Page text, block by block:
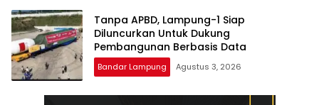
Tanpa APBD, Lampung-1 Siap
Diluncurkan Untuk Dukung
Pembangunan Berbasis Data
Bandar Lampung Agustus 3, 2026